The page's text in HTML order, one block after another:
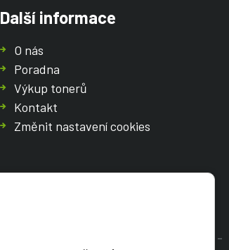
Další informace
O nás
Poradna
Výkup tonerů
Kontakt
Změnit nastavení cookies